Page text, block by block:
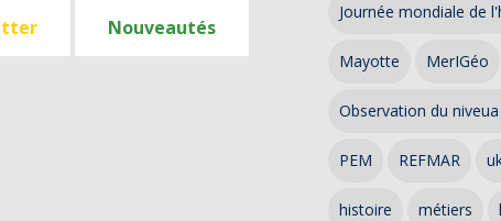
Nouveautés
Journée mondiale de
Mayotte MerIGéo
Observation du
PEM REFMAR
histoire métiers